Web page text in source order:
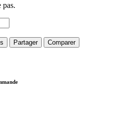
pas.
Partager Comparer